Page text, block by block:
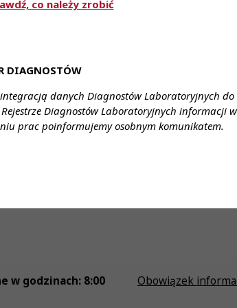
co należy zrobić
DIAGNOSTÓW
danych Diagnostów Laboratoryjnych do
Diagnostów Laboratoryjnych informacji
prac poinformujemy osobnym komunikatem.
Młodsza asystentka – Diagnosta
w godzinach: 8:00
Obowiązek